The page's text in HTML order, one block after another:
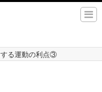
する運動の利点③